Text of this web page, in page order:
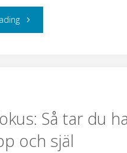
"Att
badrumsrenoveringar "
Så tar du
och själ